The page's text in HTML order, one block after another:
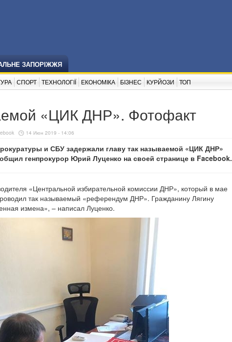
ЗАПОРІЖЖЯ
СПОРТ ТЕХНОЛОГІЇ ЕКОНОМІКА БІЗНЕС КУРЙОЗИ ТОП
«ЦИК ДНР». Фотофакт
14 Июн 2019 - 14:06
и СБУ задержали главу так называемой «ЦИК ДНР»
генпрокурор Юрий Луценко на своей странице в Facebook.
«Центральной избирательной комиссии ДНР», который в мае
так называемый «референдум ДНР». Гражданину Лягину
измена», – написал Луценко.